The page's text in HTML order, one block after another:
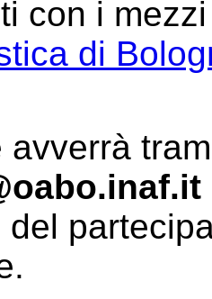
con i
di
avverrà
del